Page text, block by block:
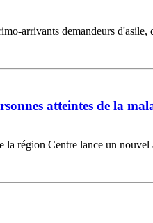
arrivants demandeurs
atteintes de la
région Centre lance un